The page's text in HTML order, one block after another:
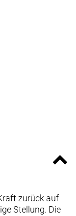
zurück auf
Stellung. Die